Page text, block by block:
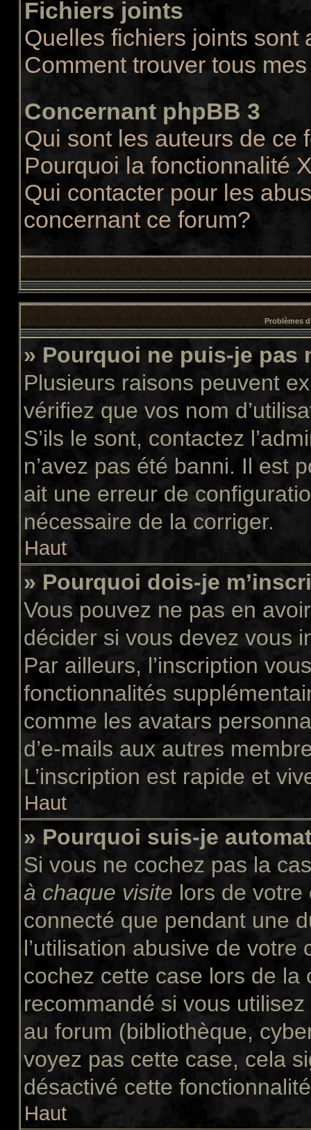
Fichiers joints
Quelles fichiers joints sont
Comment trouver tous
Concernant phpBB 3
Qui sont les auteurs de ce
Pourquoi la fonctionnalité
Qui contacter pour les
concernant ce forum?
Problèmes
» Pourquoi ne puis-je pas
Plusieurs raisons peuvent
vérifiez que vos nom
S’ils le sont, contactez
n’avez pas été banni. Il est
ait une erreur de
nécessaire de la corriger.
Haut
» Pourquoi dois-je
Vous pouvez ne pas en
décider si vous devez vous
Par ailleurs, l’inscription
fonctionnalités
comme les avatars
d’e-mails aux autres
L’inscription est rapide et
Haut
» Pourquoi suis-je
Si vous ne cochez pas la
à chaque visite lors de votre
connecté que pendant une
l’utilisation abusive de
cochez cette case lors de la
recommandé si vous
au forum (bibliothèque,
voyez pas cette case, cela
désactivé cette
Haut